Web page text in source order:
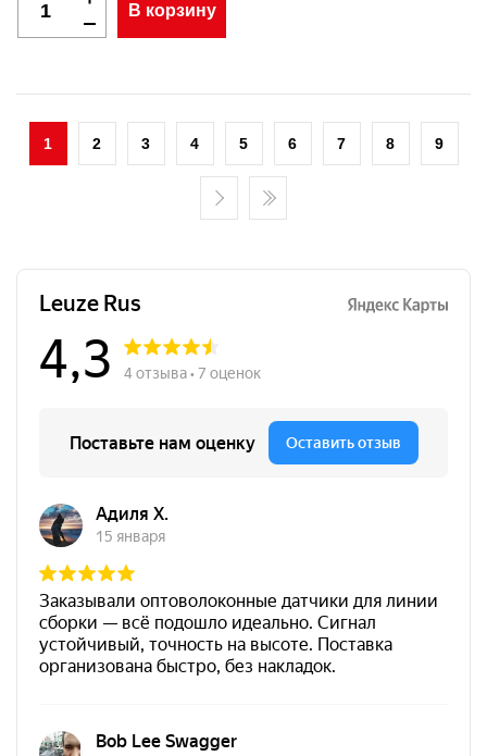
В корзину
1 2 3 4 5 6 7 8 9